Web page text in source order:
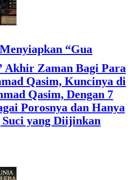
Akhir Zaman Bagi Para
Qasim, Kuncinya di
Qasim, Dengan 7
Porosnya dan Hanya
yang Diijinkan